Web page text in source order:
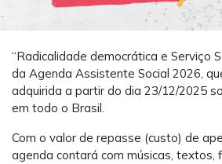
“Radicalidade democrática e Serviço
da Agenda Assistente Social 2026,
adquirida a partir do dia 23/12/2025
em todo o Brasil.
Com o valor de repasse (custo) de
agenda contará com músicas, textos,